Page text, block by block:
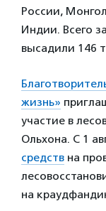
России,
Индии. Всего
высадили 146
жизнь»
участие в
Ольхона. С 1
средств на
на